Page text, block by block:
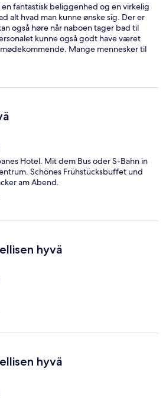
fantastisk beliggenhed og en virkelig
alt hvad man kunne ønske sig. Der er
også høre når naboen tager bad til
kunne også godt have været
Mange mennesker til
plads
Hotel. Mit dem Bus oder S-Bahn in
Schönes Frühstücksbuffet und
am Abend.
hyvä
hyvä